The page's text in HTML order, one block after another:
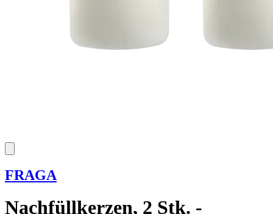
FRAGA
Nachfüllkerzen, 2 Stk. -